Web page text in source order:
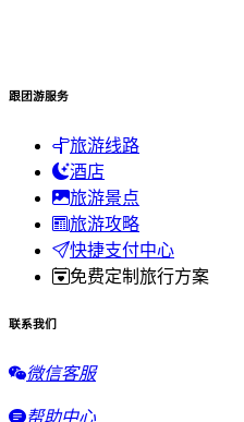
跟团游服务
旅游线路
酒店
旅游景点
旅游攻略
快捷支付中心
免费定制旅行方案
联系我们
微信客服
帮助中心